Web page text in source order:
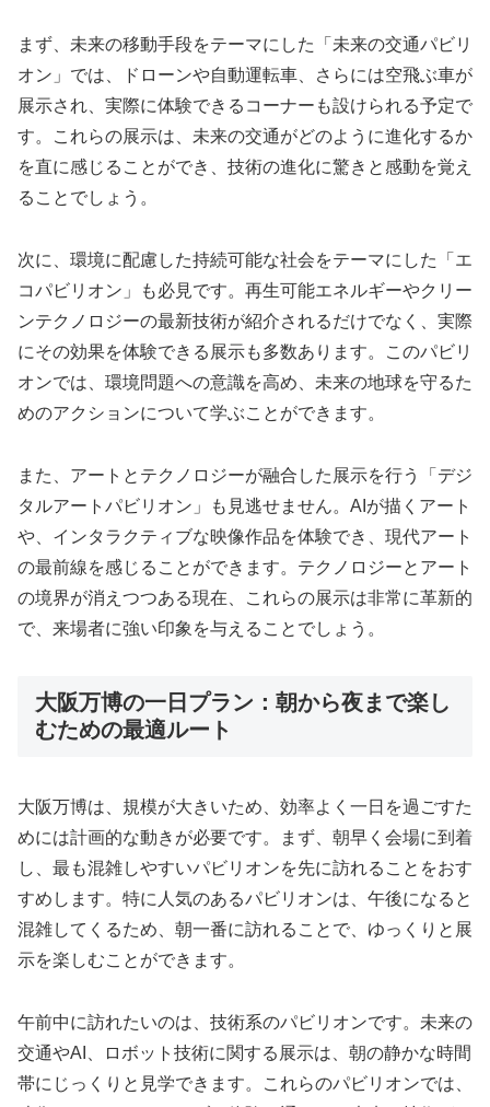
まず、未来の移動手段をテーマにした「未来の交通パビリ
オン」では、ドローンや自動運転車、さらには空飛ぶ車が
展示され、実際に体験できるコーナーも設けられる予定で
す。これらの展示は、未来の交通がどのように進化するか
を直に感じることができ、技術の進化に驚きと感動を覚え
ることでしょう。
次に、環境に配慮した持続可能な社会をテーマにした「エ
コパビリオン」も必見です。再生可能エネルギーやクリー
ンテクノロジーの最新技術が紹介されるだけでなく、実際
にその効果を体験できる展示も多数あります。このパビリ
オンでは、環境問題への意識を高め、未来の地球を守るた
めのアクションについて学ぶことができます。
また、アートとテクノロジーが融合した展示を行う「デジ
タルアートパビリオン」も見逃せません。AIが描くアート
や、インタラクティブな映像作品を体験でき、現代アート
の最前線を感じることができます。テクノロジーとアート
の境界が消えつつある現在、これらの展示は非常に革新的
で、来場者に強い印象を与えることでしょう。
大阪万博の一日プラン：朝から夜まで楽し
むための最適ルート
大阪万博は、規模が大きいため、効率よく一日を過ごすた
めには計画的な動きが必要です。まず、朝早く会場に到着
し、最も混雑しやすいパビリオンを先に訪れることをおす
すめします。特に人気のあるパビリオンは、午後になると
混雑してくるため、朝一番に訪れることで、ゆっくりと展
示を楽しむことができます。
午前中に訪れたいのは、技術系のパビリオンです。未来の
交通やAI、ロボット技術に関する展示は、朝の静かな時間
帯にじっくりと見学できます。これらのパビリオンでは、